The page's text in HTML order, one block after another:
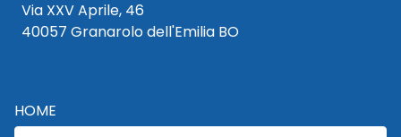
Via XXV Aprile, 46
40057 Granarolo dell'Emilia BO
HOME
CATALOGO